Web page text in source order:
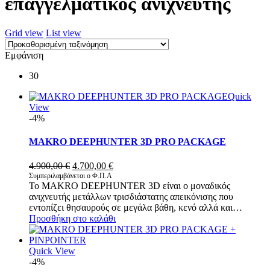
Grid view List view
Εμφάνιση
30
Quick
View
-4%
MAKRO DEEPHUNTER 3D PRO PACKAGE
4.900,00€ Original
price
was:
4.900,00 €.
4.700,00 €Η
τιμή
είναι:
4.700,00 €.
Συμπεριλαμβάνεται ο Φ.Π.Α
Το MAKRO DEEPHUNTER 3D είναι ο μοναδικός
ανιχνευτής μετάλλων τρισδιάστατης απεικόνισης που
εντοπίζει θησαυρούς σε μεγάλα βάθη, κενό αλλά και…
Προσθήκη στο καλάθι
Quick View
-4%